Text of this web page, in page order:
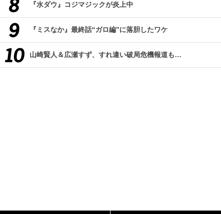
『水ダウ』コジマジックが炎上中
『ミスなか』最終話“ガロ編”に落胆したワケ
山崎賢人＆広瀬すず、すれ違い破局危機報道も…